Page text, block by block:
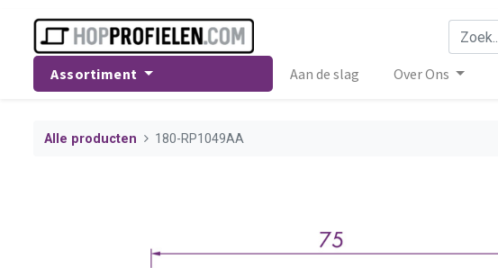
Assortiment Aan de slag Over Ons
Alle producten 180-RP1049AA